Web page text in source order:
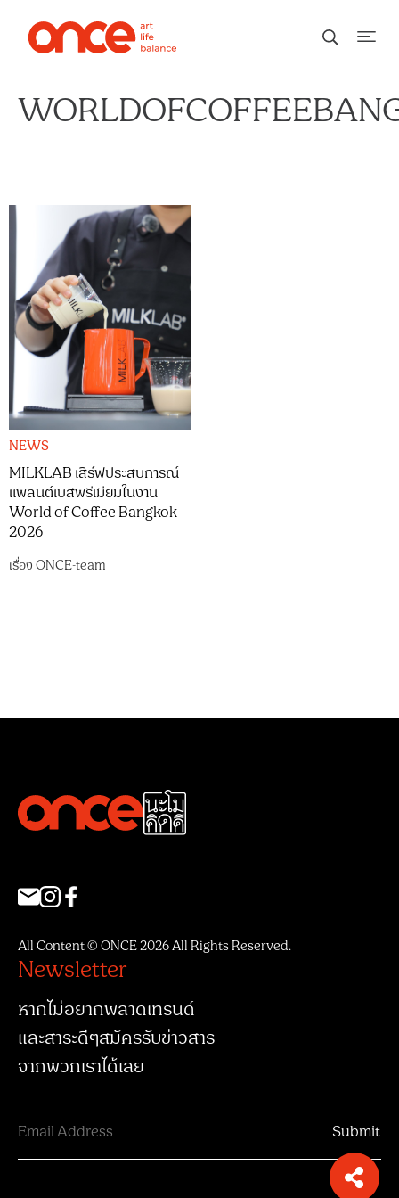
NEWS
MILKLAB เสิร์ฟประสบการณ์
แพลนต์เบสพรีเมียมในงาน
World of Coffee Bangkok
2026
เรื่องONCE-team
All Content © ONCE 2026 All Rights Reserved.
Newsletter
หากไม่อยากพลาดเทรนด์
และสาระดีๆสมัครรับข่าวสาร
จากพวกเราได้เลย